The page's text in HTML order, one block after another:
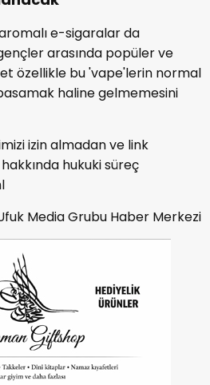
e-sigaralar da
arasında popüler ve
özellikle bu 'vape'lerin normal
haline gelmemesini
izin almadan ve link
hukuki süreç
Media Grubu Haber Merkezi